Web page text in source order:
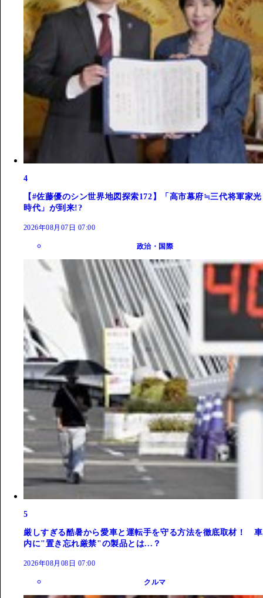
4
【#佐藤優のシン世界地図探索172】「高市幕府≒三代将軍家光
時代」が到来!?
2026年08月07日 07:00
政治・国際
5
厳しすぎる酷暑から愛車と運転手を守る方法を徹底取材！ 車
内に"置き忘れ厳禁"の製品とは...？
2026年08月08日 07:00
クルマ